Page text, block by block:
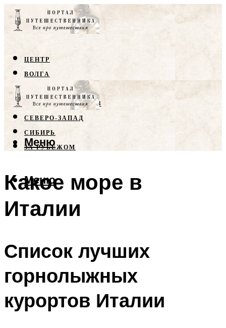
ЦЕНТР
ВОЛГА
КРЫМ
СЕВЕРНЫЙ КАВКАЗ
СЕВЕРО-ЗАПАД
СИБИРЬ
ЗА РУБЕЖОМ
Меню
Меню
Какое море в
Италии
Список лучших
горнолыжных
курортов Италии